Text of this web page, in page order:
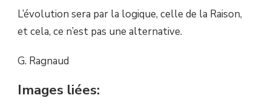
L’évolution sera par la logique, celle de la Raison,
et cela, ce n’est pas une alternative.
G. Ragnaud
Images liées: